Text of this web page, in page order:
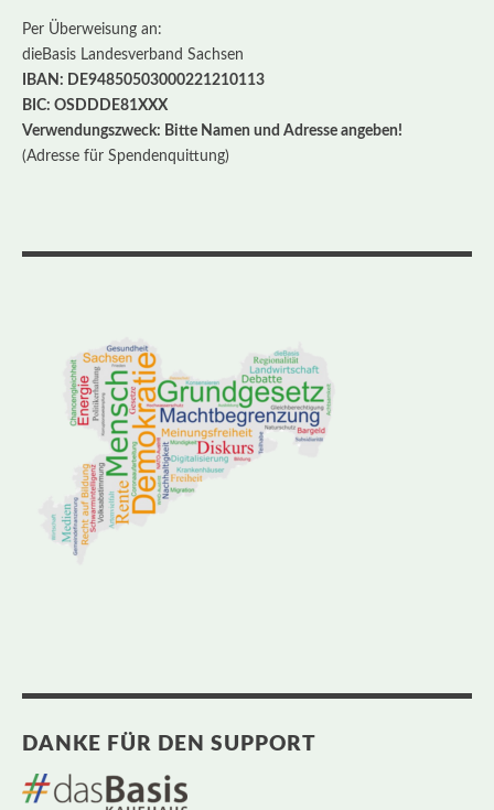
Per Überweisung an:
dieBasis Landesverband Sachsen
IBAN: DE94850503000221210113
BIC: OSDDDE81XXX
Verwendungszweck: Bitte Namen und Adresse angeben!
(Adresse für Spendenquittung)
DANKE FÜR DEN SUPPORT